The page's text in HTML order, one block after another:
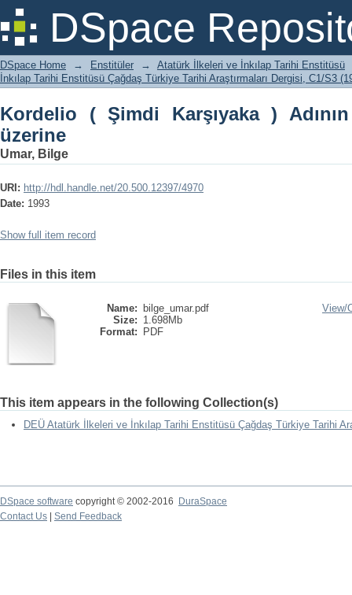
DSpace
Kordelio ( Şimdi Karşıyaka ) Adının
DSpace Home → Enstitüler →
Atatürk İlkeleri ve İnkılap Tarihi Enstitüsü
İnkılap Tarihi Enstitüsü Çağdaş Türkiye Tarihi Araştırmaları Dergisi, C1/S3
Kordelio ( Şimdi Karşıyaka )
üzerine
Umar, Bilge
URI: http://hdl.handle.net/20.500.12397/4970
Date: 1993
Show full item record
Files in this item
Name:
bilge_umar.pdf
Size: 1.698Mb
Format:
PDF
View/
This item appears in the following Collection(s)
DEÜ Atatürk İlkeleri ve İnkılap Tarihi Enstitüsü Çağdaş Türkiye Tarihi
DSpace software copyright © 2002-2016
DuraSpace
Contact Us
Send Feedback